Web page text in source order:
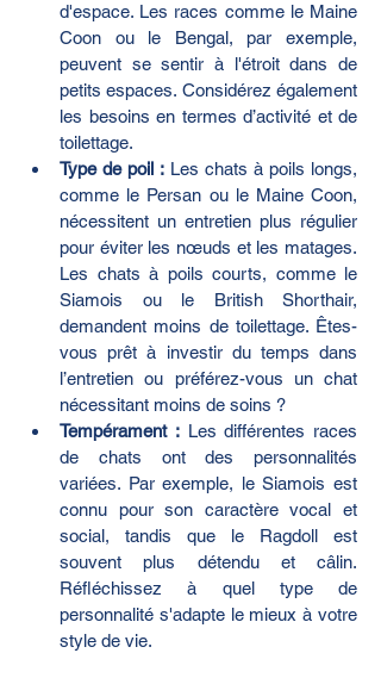
d'espace. Les races comme le Maine
Coon ou le Bengal, par exemple,
peuvent se sentir à l'étroit dans de
petits espaces. Considérez également
les besoins en termes d’activité et de
toilettage.
Type de poil : Les chats à poils longs,
comme le Persan ou le Maine Coon,
nécessitent un entretien plus régulier
pour éviter les nœuds et les matages.
Les chats à poils courts, comme le
Siamois ou le British Shorthair,
demandent moins de toilettage. Êtes-
vous prêt à investir du temps dans
l’entretien ou préférez-vous un chat
nécessitant moins de soins ?
Tempérament : Les différentes races
de chats ont des personnalités
variées. Par exemple, le Siamois est
connu pour son caractère vocal et
social, tandis que le Ragdoll est
souvent plus détendu et câlin.
Réfléchissez à quel type de
personnalité s'adapte le mieux à votre
style de vie.